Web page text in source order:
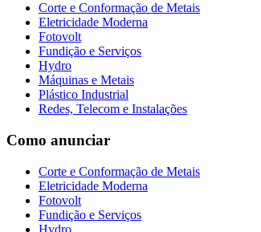
Corte e Conformação de Metais
Eletricidade Moderna
Fotovolt
Fundição e Serviços
Hydro
Máquinas e Metais
Plástico Industrial
Redes, Telecom e Instalações
Como anunciar
Corte e Conformação de Metais
Eletricidade Moderna
Fotovolt
Fundição e Serviços
Hydro